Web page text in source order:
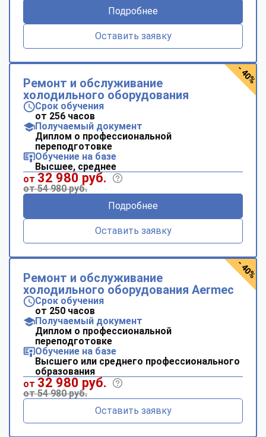
Подробнее
Оставить заявку
Ремонт и обслуживание
холодильного оборудования
Срок обучения
от 256 часов
Получаемый документ
Диплом о профессиональной
переподготовке
Обучение на базе
Высшее, среднее
от 32 980 руб.
от 54 980 руб.
Подробнее
Оставить заявку
- 40%
Ремонт и обслуживание
холодильного оборудования Aermec
Срок обучения
от 250 часов
Получаемый документ
Диплом о профессиональной
переподготовке
Обучение на базе
Высшего или среднего профессионального
образования
от 32 980 руб.
от 54 980 руб.
Оставить заявку
- 40%